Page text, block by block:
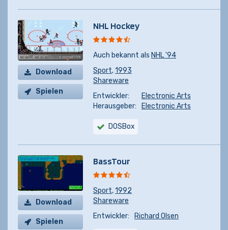
Download
Spielen
NHL Hockey
Auch bekannt als NHL '94
Sport,1993
Shareware
Entwickler:
Electronic Arts
Herausgeber:
Electronic Arts
DOSBox
Download
Spielen
BassTour
Sport,1992
Shareware
Entwickler:
Richard Olsen